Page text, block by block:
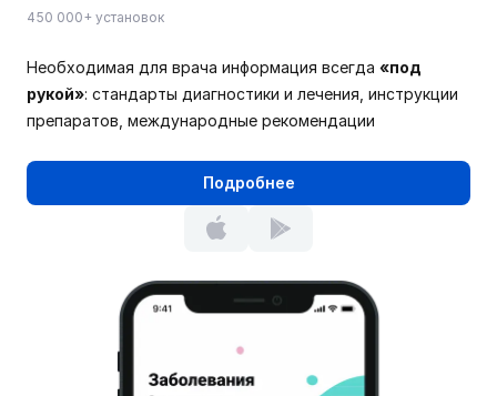
450 000+ установок
Необходимая для врача информация всегда «под
рукой»: стандарты диагностики и лечения, инструкции
препаратов, международные рекомендации
Подробнее